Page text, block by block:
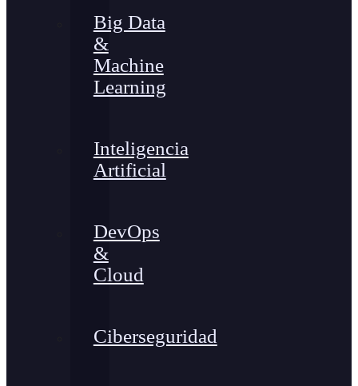
Big Data
&
Machine
Learning
Inteligencia
Artificial
DevOps
&
Cloud
Ciberseguridad